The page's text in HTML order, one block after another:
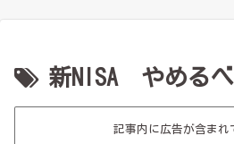
新NISA やめる
記事内に広告が含まれ